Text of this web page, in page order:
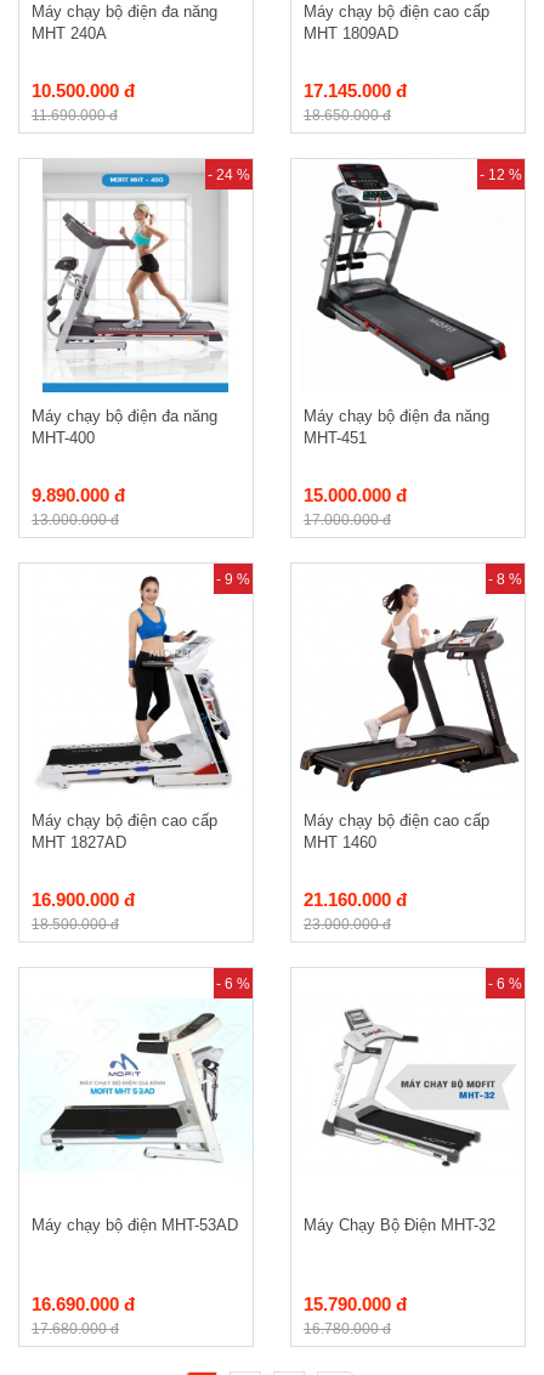
Máy chạy bộ điện đa năng
MHT 240A
10.500.000 đ
11.690.000 đ
Máy chạy bộ điện cao cấp
MHT 1809AD
17.145.000 đ
18.650.000 đ
- 24 %
Máy chạy bộ điện đa năng
MHT-400
9.890.000 đ
13.000.000 đ
- 12 %
Máy chạy bộ điện đa năng
MHT-451
15.000.000 đ
17.000.000 đ
- 9 %
Máy chạy bộ điện cao cấp
MHT 1827AD
16.900.000 đ
18.500.000 đ
- 8 %
Máy chạy bộ điện cao cấp
MHT 1460
21.160.000 đ
23.000.000 đ
- 6 %
Máy chạy bộ điện MHT-53AD
16.690.000 đ
17.680.000 đ
- 6 %
Máy Chạy Bộ Điện MHT-32
15.790.000 đ
16.780.000 đ